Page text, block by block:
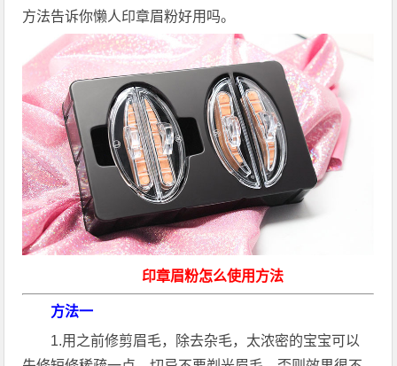
方法告诉你懒人印章眉粉好用吗。
印章眉粉怎么使用方法
方法一
1.用之前修剪眉毛，除去杂毛，太浓密的宝宝可以